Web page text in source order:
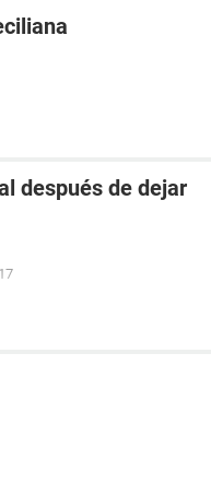
después de dejar